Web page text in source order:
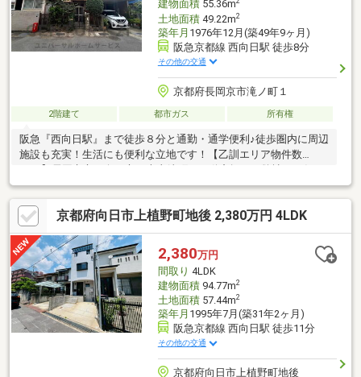
建物面積55.36m
土地面積49.22m2
築年月 1976年12月(築49年9ヶ月)
阪急京都線 西向日駅 徒歩8分
その他の交通
京都府長岡京市滝ノ町１
2階建て 都市ガス 所有権
阪急『西向日駅』まで徒歩８分と通勤・通学便利♪徒歩圏内に周辺
施設も充実！生活にも便利な立地です！【乙訓エリア物件数
せ！SUUMO掲載数1位の実績と、ネット公開前の「未公開情報」
で理想の住まいをご提案します。◆資金計画も安心頭金0円、最
長50年の長期ローンなど、提携銀行の多さを活かした最適なプラ
ンをご提示。ローン審査が不安な方もご相談ください。◆即日対
応・年中無休「今から見たい」に全力で応えます。送迎も承りま
すので、お忙しい方も効率的な見学が可能です。まずは資料請
求・予約からお気軽にお問い合わせください！
京都府向日市上植野町地後 2,380万円 4LDK
2,380万円
間取り 4LDK
建物面積94.77m2
土地面積57.44m2
築年月 1995年7月(築31年2ヶ月)
阪急京都線 西向日駅 徒歩11分
その他の交通
京都府向日市上植野町地後